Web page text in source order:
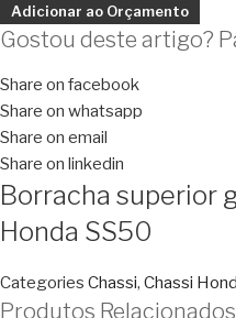
Adicionar ao Orçamento
Gostou deste artigo?
Share on facebook
Share on whatsapp
Share on email
Share on linkedin
Borracha superior
Honda SS50
Categories Chassi, Chassi
Produtos Relacionados